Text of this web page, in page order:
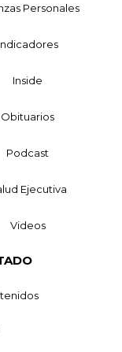
Personales
Inside
Obituarios
Podcast
Ejecutiva
Videos